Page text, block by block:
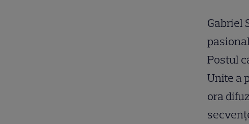
Gabriel
Postul
Unite a
ora